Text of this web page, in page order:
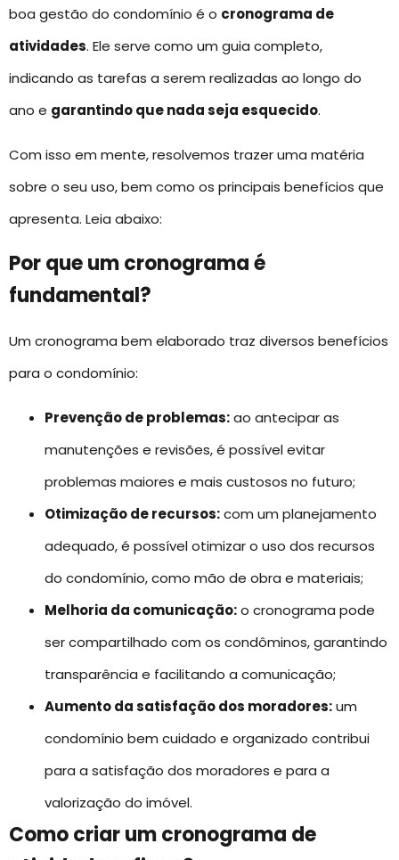
boa gestão do condomínio é o cronograma de
atividades. Ele serve como um guia completo,
indicando as tarefas a serem realizadas ao longo do
ano e garantindo que nada seja esquecido.
Com isso em mente, resolvemos trazer uma matéria
sobre o seu uso, bem como os principais benefícios que
apresenta. Leia abaixo:
Por que um cronograma é
fundamental?
Um cronograma bem elaborado traz diversos benefícios
para o condomínio:
Prevenção de problemas:ao antecipar as
manutenções e revisões, é possível evitar
problemas maiores e mais custosos no futuro;
Otimização de recursos:com um planejamento
adequado, é possível otimizar o uso dos recursos
do condomínio, como mão de obra e materiais;
Melhoria da comunicação:o cronograma pode
ser compartilhado com os condôminos, garantindo
transparência e facilitando a comunicação;
Aumento da satisfação dos moradores:um
condomínio bem cuidado e organizado contribui
para a satisfação dos moradores e para a
valorização do imóvel.
Como criar um cronograma de